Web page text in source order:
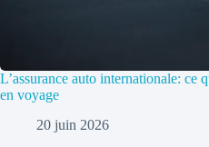
L’assurance auto internationale: ce
en voyage
20 juin 2026